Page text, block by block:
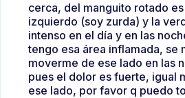
cerca, del manguito rotado
izquierdo (soy zurda) y la
intenso en el día y en las
tengo esa área inflamada, se
moverme de ese lado en las
pues el dolor es fuerte, igual
ese lado, por favor q puedo